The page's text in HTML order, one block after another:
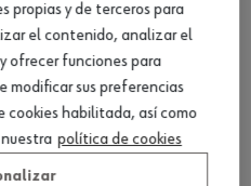
propias y de terceros para
el contenido, analizar el
ofrecer funciones para
modificar sus preferencias
cookies habilitada, así como
política de cookies